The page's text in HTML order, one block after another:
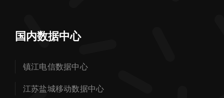
国内数据中心
镇江电信数据中心
江苏盐城移动数据中心